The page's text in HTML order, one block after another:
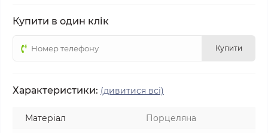
Купити в один клік
Купити
Характеристики: (дивитися всі)
Матеріал
Порцеляна